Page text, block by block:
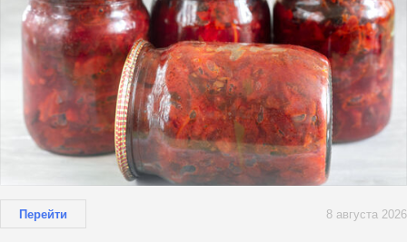
Перейти 8 августа 2026